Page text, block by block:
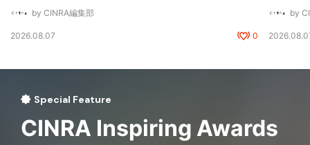
by CINRA編集部
2026.08.07 0
by
Special Feature
CINRA Inspiring Awards